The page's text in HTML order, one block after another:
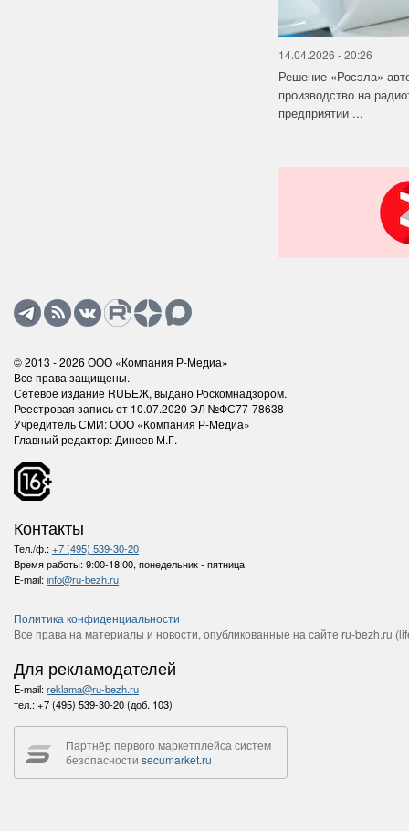
14.04.2026 - 20:26
Решение «Росэла»
производство на
предприятии ...
© 2013 - 2026 ООО «Компания Р-Медиа»
Все права защищены.
Сетевое издание RUБЕЖ, выдано Роскомнадзором.
Реестровая запись от 10.07.2020 ЭЛ №ФС77-78638
Учредитель СМИ: ООО «Компания Р-Медиа»
Главный редактор: Динеев М.Г.
Контакты
Тел./ф.:+7 (495) 539-30-20
Время работы:9:00-18:00, понедельник - пятница
E-mail:info@ru-bezh.ru
Политика конфиденциальности
Все права на материалы и новости, опубликованные на сайте ru-bezh.ru
Для рекламодателей
E-mail:reklama@ru-bezh.ru
тел.:+7 (495) 539-30-20 (доб. 103)
Партнёр первого маркетплейса систем
безопасности secumarket.ru